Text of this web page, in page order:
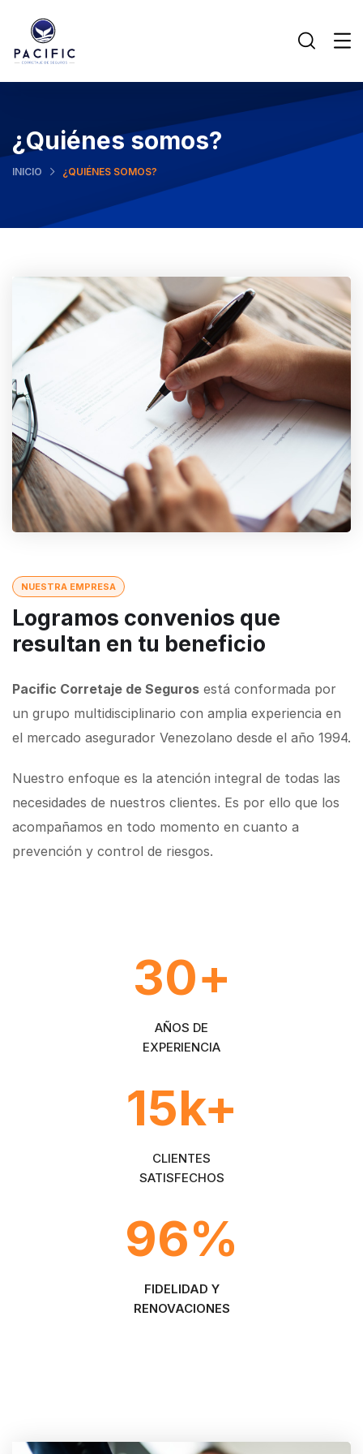
¿Quiénes somos?
INICIO ¿QUIÉNES SOMOS?
NUESTRA EMPRESA
Logramos convenios que
resultan en tu beneficio
Pacific Corretaje de Seguros está conformada por
un grupo multidisciplinario con amplia experiencia en
el mercado asegurador Venezolano desde el año 1994.
Nuestro enfoque es la atención integral de todas las
necesidades de nuestros clientes. Es por ello que los
acompañamos en todo momento en cuanto a
prevención y control de riesgos.
30+
AÑOS DE
EXPERIENCIA
15k+
CLIENTES
SATISFECHOS
96%
FIDELIDAD Y
RENOVACIONES